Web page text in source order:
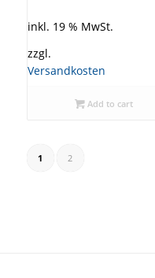
inkl. 19 % MwSt.
zzgl.
Versandkosten
Add to cart
1 2